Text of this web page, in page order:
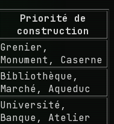
Priorité de
construction
Grenier,
Monument, Caserne
Bibliothèque,
Marché, Aqueduc
Université,
Banque, Atelier